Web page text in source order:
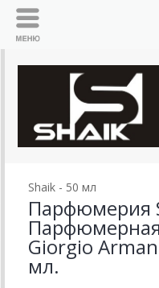
Shaik - 50 мл
Парфюмерия
Giorgio
мл.